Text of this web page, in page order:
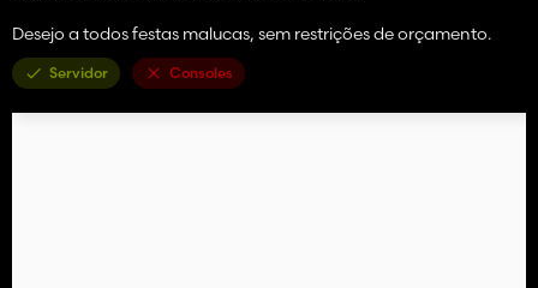
Desejo a todos festas malucas, sem restrições de orçamento.
Servidor Consoles